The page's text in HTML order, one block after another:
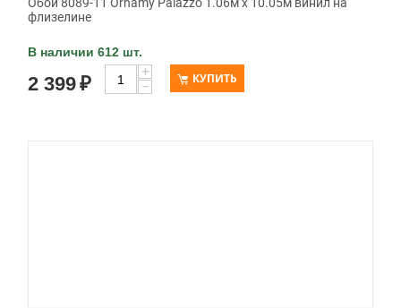
Обои 8089-11 Ornamy Palazzo 1.06м x 10.05м винил на
флизелине
В наличии 612 шт.
2 399₽
+
−
КУПИТЬ